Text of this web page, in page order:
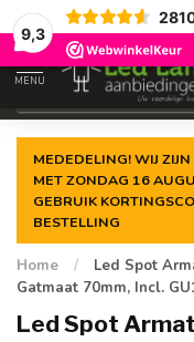
9,3
Gegarandeerde de
MENU
MEDEDELING! WIJ
MET ZONDAG 16
GEBRUIK
BESTELLING
Home /
Led Spot
Gatmaat 70mm, Incl.
Led Spot